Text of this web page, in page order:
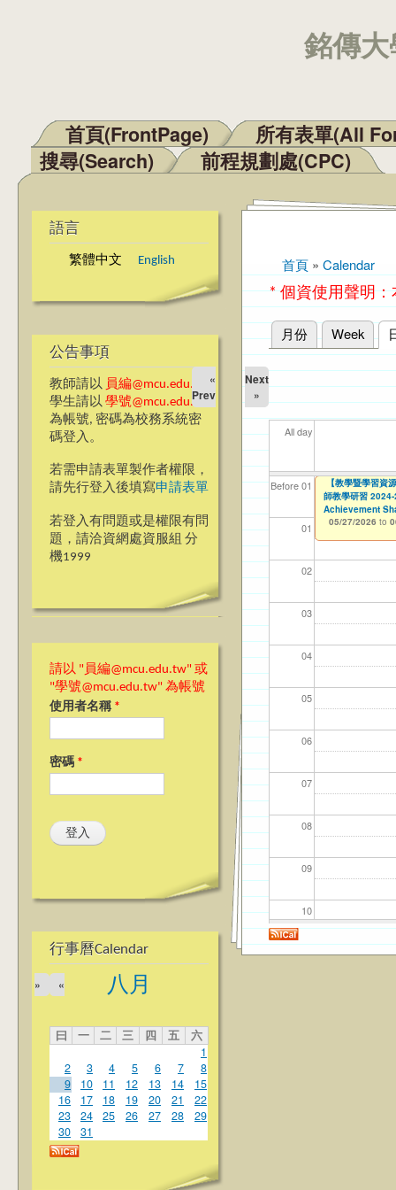
銘傳
主選單
首頁(FrontPage)
所有表單(All
搜尋(Search)
前程規劃處(CPC)
語言
繁體中文 English
公告事項
教師請以 員編@mcu.edu.tw
學生請以 學號@mcu.edu.tw
為帳號, 密碼為校務系統密
碼登入。
若需申請表單製作者權限，
請先行登入後填寫申請表單
若登入有問題或是權限有問
題，請洽資網處資服組 分
機1999
請以 "員編@mcu.edu.tw" 或
"學號@mcu.edu.tw" 為帳號
使用者名稱 *
密碼 *
行事曆Calendar
八月
«
»
曰 一 二 三 四 五
六
1
2
3 4 5 6 7
8
9
10 11 12 13 14
15
16
17 18 19 20 21
22
23
24 25 26 27 28
29
30
31
您在這裡
首頁 » Calendar
* 個資使用聲明
主要索引標籤
月份 Week
«
Prev
Next
»
All day
Before 01
01
02
03
04
05
06
07
08
09
10
11
【資網處】
整合系統～表單
03/27/2013to
12/31/2027
【財務處】工讀
11/12/2021to
07/31/2027
【財務處】漏打
錄
11/15/2021to
07/31/2027
114
04/
114
02/
114
03/
【學
07/
教務
11/
商品
11/
▼▼【台北諮商
05/26/2026to
【教學暨學習
師教學研習
Achievement
05/27/2026 to